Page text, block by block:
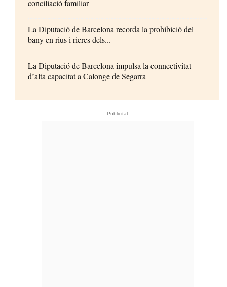
conciliació familiar
La Diputació de Barcelona recorda la prohibició del
bany en rius i rieres dels...
La Diputació de Barcelona impulsa la connectivitat
d’alta capacitat a Calonge de Segarra
- Publicitat -